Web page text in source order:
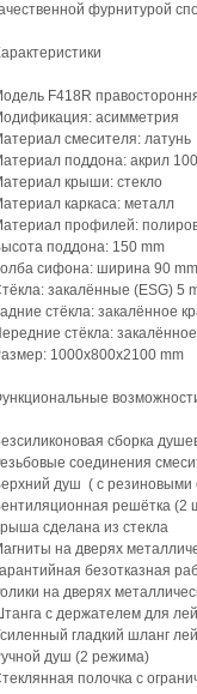
фурнитурой
F418R
асимметрия
смесителя: латунь
поддона: акрил
крыши: стекло
каркаса: металл
профилей:
поддона: 150 mm
сифона: ширина 90
закалённые (ESG) 5
стёкла: закалённое
стёкла:
1000х800х2100 mm
сборка
соединения
душ ( с резиновыми
решётка (2
сделана из стекла
на дверях
безотказная
на дверях
с держателем для
гладкий шланг
душ (2 режима)
полочка с